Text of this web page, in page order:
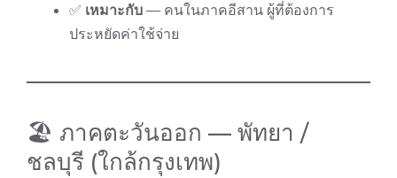
✅ เหมาะกับ — คนในภาคอีสาน ผู้ที่ต้องการ
ประหยัดค่าใช้จ่าย
🏖 ภาคตะวันออก — พัทยา /
ชลบุรี (ใกล้กรุงเทพ)